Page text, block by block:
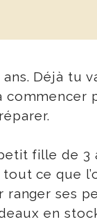
Déjà tu
fille de 3
tout ce que
ses
en